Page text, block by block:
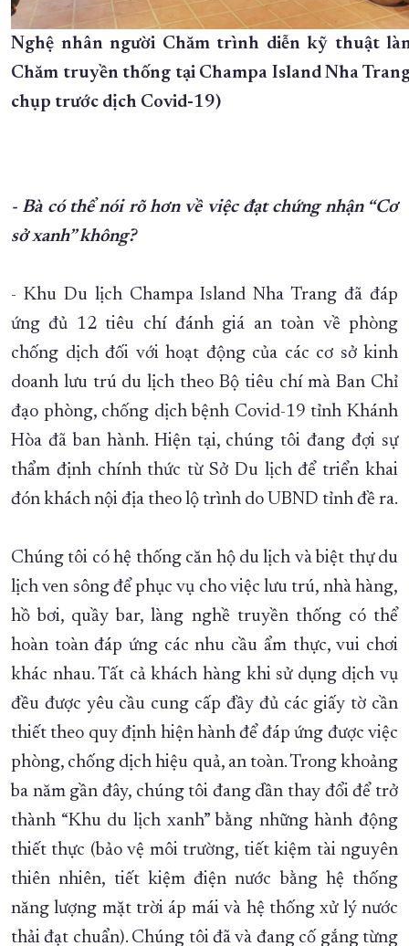
Nghệ nhân người Chăm trình diễn kỹ thuật
Chăm truyền thống tại Champa Island Nha
chụp trước dịch Covid-19)
- Bà có thể nói rõ hơn về việc đạt chứng nhận “Cơ
sở xanh” không?
- Khu Du lịch Champa Island Nha Trang đã đáp
ứng đủ 12 tiêu chí đánh giá an toàn về phòng
chống dịch đối với hoạt động của các cơ sở kinh
doanh lưu trú du lịch theo Bộ tiêu chí mà Ban Chỉ
đạo phòng, chống dịch bệnh Covid-19 tỉnh Khánh
Hòa đã ban hành. Hiện tại, chúng tôi đang đợi sự
thẩm định chính thức từ Sở Du lịch để triển khai
đón khách nội địa theo lộ trình do UBND tỉnh đề ra.
Chúng tôi có hệ thống căn hộ du lịch và biệt thự du
lịch ven sông để phục vụ cho việc lưu trú, nhà hàng,
hồ bơi, quầy bar, làng nghề truyền thống có thể
hoàn toàn đáp ứng các nhu cầu ẩm thực, vui chơi
khác nhau. Tất cả khách hàng khi sử dụng dịch vụ
đều được yêu cầu cung cấp đầy đủ các giấy tờ cần
thiết theo quy định hiện hành để đáp ứng được việc
phòng, chống dịch hiệu quả, an toàn. Trong khoảng
ba năm gần đây, chúng tôi đang dần thay đổi để trở
thành “Khu du lịch xanh” bằng những hành động
thiết thực (bảo vệ môi trường, tiết kiệm tài nguyên
thiên nhiên, tiết kiệm điện nước bằng hệ thống
năng lượng mặt trời áp mái và hệ thống xử lý nước
thải đạt chuẩn). Chúng tôi đã và đang cố gắng từng